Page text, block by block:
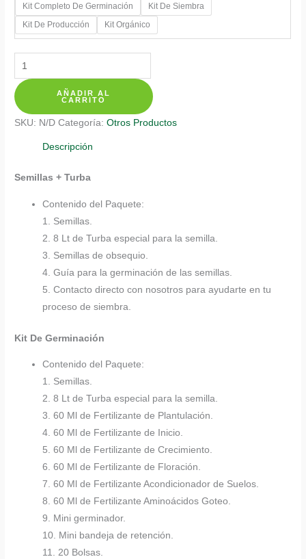
$ 387.700
Kit Completo De Germinación
Kit De Siembra
Kit De Producción
Kit Orgánico
Kits
De
Siembra
Para
Tambor
Frijolito
AÑADIR AL
CARRITO
SKU: N/D Categoría:Otros Productos
Descripción
Semillas + Turba
Contenido del Paquete:
1. Semillas.
2. 8 Lt de Turba especial para la semilla.
3. Semillas de obsequio.
4. Guía para la germinación de las semillas.
5. Contacto directo con nosotros para ayudarte en tu
proceso de siembra.
Kit De Germinación
Contenido del Paquete:
1. Semillas.
2. 8 Lt de Turba especial para la semilla.
3. 60 Ml de Fertilizante de Plantulación.
4. 60 Ml de Fertilizante de Inicio.
5. 60 Ml de Fertilizante de Crecimiento.
6. 60 Ml de Fertilizante de Floración.
7. 60 Ml de Fertilizante Acondicionador de Suelos.
8. 60 Ml de Fertilizante Aminoácidos Goteo.
9. Mini germinador.
10. Mini bandeja de retención.
11. 20 Bolsas.